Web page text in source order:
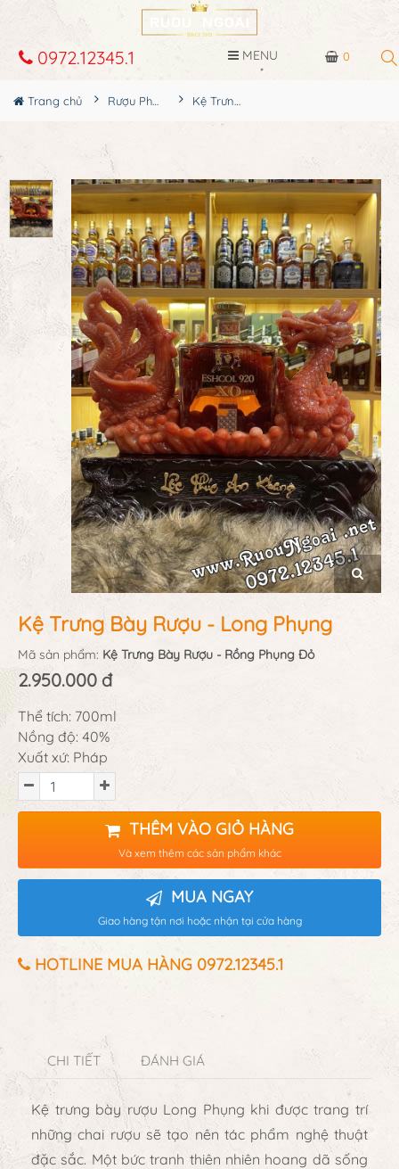
0
0972.12345.1 MENU
Trang chủ Rượu Phong Thủy Kệ Trưng Bày Rượu - Long Phụng
Kệ Trưng Bày Rượu - Long Phụng
Mã sản phẩm: Kệ Trưng Bày Rượu - Rồng Phụng Đỏ
2.950.000 đ
Thể tích: 700ml
Nồng độ: 40%
Xuất xứ: Pháp
THÊM VÀO GIỎ HÀNG
Và xem thêm các sản phẩm khác
MUA NGAY
Giao hàng tận nơi hoặc nhận tại cửa hàng
HOTLINE MUA HÀNG 0972.12345.1
CHI TIẾT ĐÁNH GIÁ
Kệ trưng bày rượu Long Phụng khi được trang trí
những chai rượu sẽ tạo nên tác phẩm nghệ thuật
đặc sắc. Một bức tranh thiên nhiên hoang dã sống